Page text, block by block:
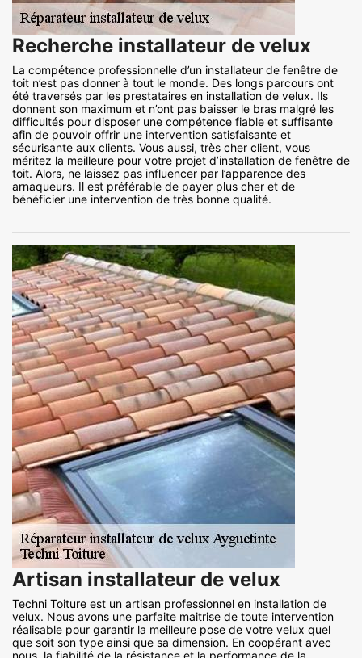
Recherche installateur de velux
La compétence professionnelle d’un installateur de fenêtre de
toit n’est pas donner à tout le monde. Des longs parcours ont
été traversés par les prestataires en installation de velux. Ils
donnent son maximum et n’ont pas baisser le bras malgré les
difficultés pour disposer une compétence fiable et suffisante
afin de pouvoir offrir une intervention satisfaisante et
sécurisante aux clients. Vous aussi, très cher client, vous
méritez la meilleure pour votre projet d’installation de fenêtre de
toit. Alors, ne laissez pas influencer par l’apparence des
arnaqueurs. Il est préférable de payer plus cher et de
bénéficier une intervention de très bonne qualité.
Artisan installateur de velux
Techni Toiture est un artisan professionnel en installation de
velux. Nous avons une parfaite maitrise de toute intervention
réalisable pour garantir la meilleure pose de votre velux quel
que soit son type ainsi que sa dimension. En coopérant avec